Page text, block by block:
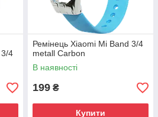
3/4
Ремінець Xiaomi Mi Band 3/4
metall Carbon
В наявності
199 ₴
Купити